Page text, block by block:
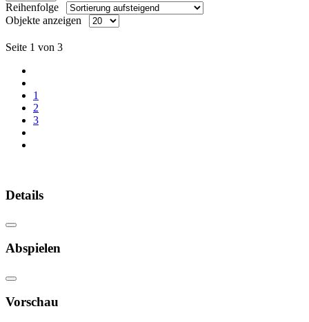
Reihenfolge
Objekte anzeigen
Seite 1 von 3
1
2
3
Details
Abspielen
Vorschau